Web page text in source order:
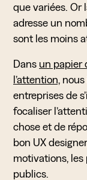
que variées. Or
adresse un
sont les moins
Dans un papier
l’attention,
entreprises de
focaliser
chose et de
bon UX
motivations, les
publics.